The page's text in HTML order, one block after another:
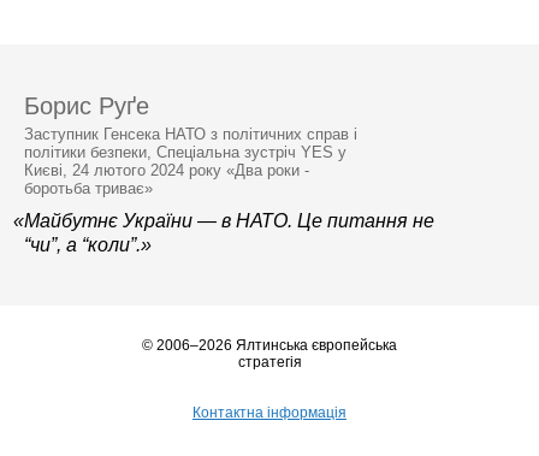
Борис Руґе
Заступник Генсека НАТО з політичних справ і
політики безпеки, Спеціальна зустріч YES у
Києві, 24 лютого 2024 року «Два роки -
боротьба триває»
«Майбутнє України — в НАТО. Це питання не
“чи”, а “коли”.»
© 2006–2026 Ялтинська європейська
стратегія
Контактна інформація